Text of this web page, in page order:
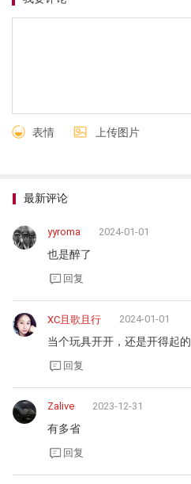
表情 上传图片
最新评论
yyroma 2024-01-01
也是醉了
回复
XC且歌且行 2024-01-01
当个玩具开开，还是开得起的
回复
Zalive 2023-12-31
有多省
回复